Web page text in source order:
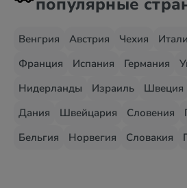
Венгрия Австрия Чехия
Франция
Испания Германия
Нидерланды
Израиль Швеция
Дания
Швейцария Словения
Бельгия
Норвегия Словакия